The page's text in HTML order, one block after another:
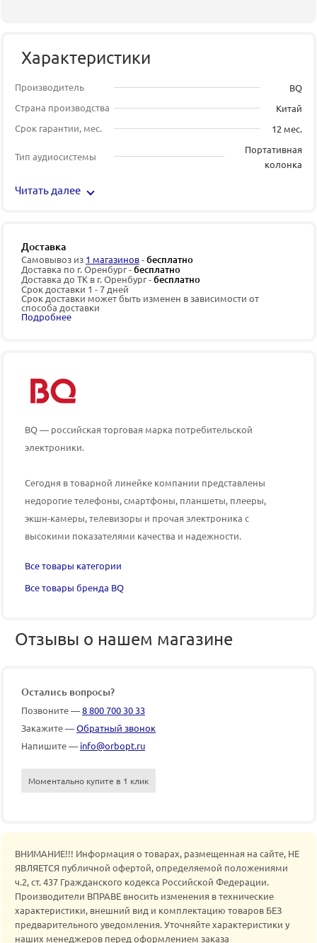
Характеристики
Производитель
BQ
Страна производства
Китай
Срок гарантии, мес.
12 мес.
Тип аудиосистемы
Портативная
колонка
Читать далее
Доставка
Самовывоз из 1 магазинов-бесплатно
Доставка по г. Оренбург -бесплатно
Доставка до ТК в г. Оренбург -бесплатно
Срок доставки 1 - 7 дней
Срок доставки может быть изменен в зависимости от
способа доставки
Подробнее
BQ— российская торговая марка потребительской
электроники.
Сегодня в товарной линейке компании представлены
недорогие телефоны, смартфоны, планшеты, плееры,
экшн-камеры, телевизоры и прочая электроника с
высокими показателями качества и надежности.
Все товары категории
Все товары бренда BQ
Отзывы о нашем магазине
Остались вопросы?
Позвоните —8 800 700 30 33
Закажите —Обратный звонок
Напишите — info@orbopt.ru
Моментально купите в 1 клик
ВНИМАНИЕ!!! Информация о товарах, размещенная на сайте, НЕ
ЯВЛЯЕТСЯ публичной офертой, определяемой положениями
ч.2, ст. 437 Гражданского кодекса Российской Федерации.
Производители ВПРАВЕ вносить изменения в технические
характеристики, внешний вид и комплектацию товаров БЕЗ
предварительного уведомления. Уточняйте характеристики у
наших менеджеров перед оформлением заказа